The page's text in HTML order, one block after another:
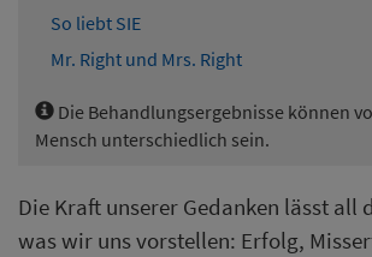
So liebt SIE
Mr. Right und Mrs. Right
Die Behandlungsergebnisse können
Mensch unterschiedlich sein.
Die Kraft unserer Gedanken lässt all
was wir uns vorstellen: Erfolg,